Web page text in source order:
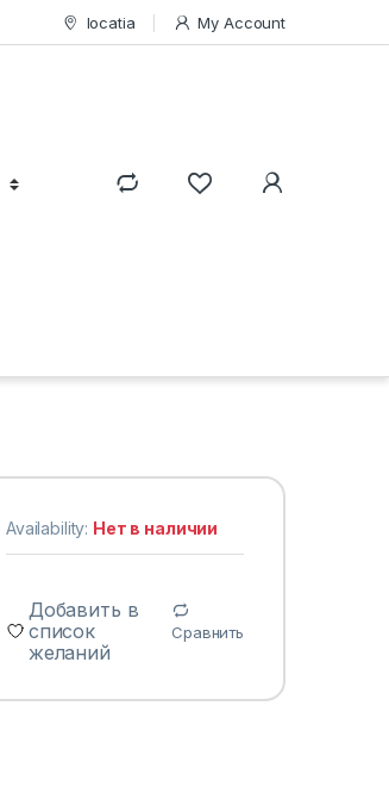
locatia My Account
Availability: Нет в наличии
Добавить в
список
желаний
Сравнить